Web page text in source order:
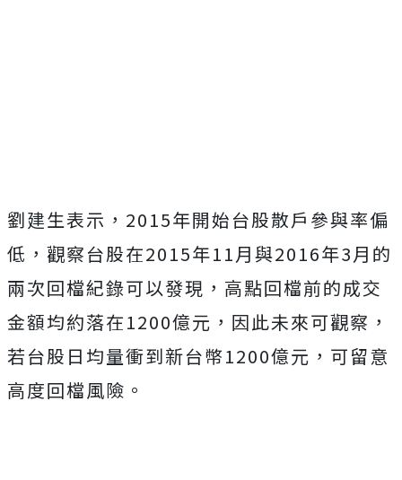
劉建生表示，2015年開始台股散戶參與率偏
低，觀察台股在2015年11月與2016年3月的
兩次回檔紀錄可以發現，高點回檔前的成交
金額均約落在1200億元，因此未來可觀察，
若台股日均量衝到新台幣1200億元，可留意
高度回檔風險。